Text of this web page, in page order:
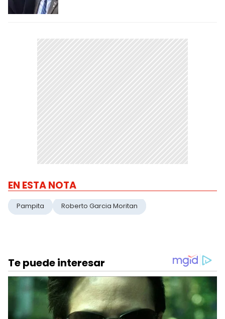
EN ESTA NOTA
Pampita Roberto Garcia Moritan